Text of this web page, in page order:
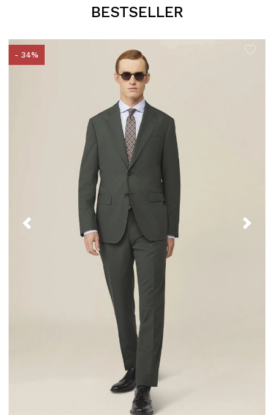
BESTSELLER
- 34%